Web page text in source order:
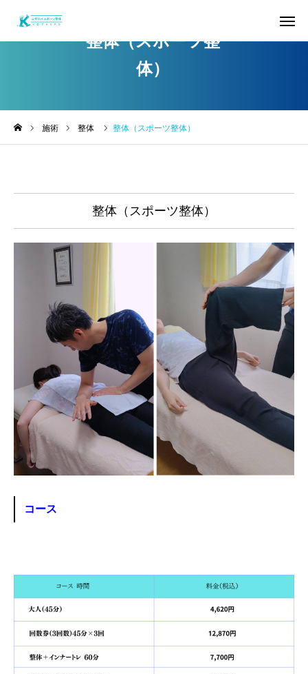
整体（スポーツ整
体）
施術 整体 整体（スポーツ整体）
整体（スポーツ整体）
コース
アクセス
トップページ
ごあいさつ
パーソナルトレーニング
お客様の声
STAFF
問い合わせ